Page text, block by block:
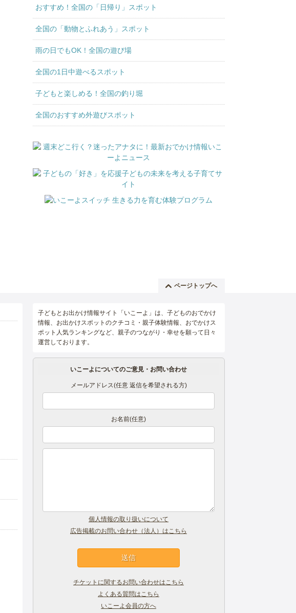
おすすめ！全国の「日帰り」スポット
全国の「動物とふれあう」スポット
雨の日でもOK！全国の遊び場
全国の1日中遊べるスポット
子どもと楽しめる！全国の釣り堀
全国のおすすめ外遊びスポット
ページトップへ
子どもとお出かけ情報サイト「いこーよ」は、子どものおでかけ
情報、お出かけスポットのクチコミ・親子体験情報、おでかけス
ポット人気ランキングなど、親子のつながり・幸せを願って日々
運営しております。
いこーよについてのご意見・お問い合わせ
メールアドレス(任意 返信を希望される方)
お名前(任意)
個人情報の取り扱いについて
広告掲載のお問い合わせ（法人）はこちら
チケットに関するお問い合わせはこちら
よくある質問はこちら
いこーよ会員の方へ